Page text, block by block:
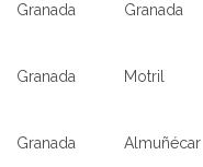
Granada Granada
Granada Motril
Granada Almuñécar